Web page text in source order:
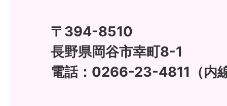
〒394-8510
長野県岡谷市幸町8-1
電話：0266-23-4811（内